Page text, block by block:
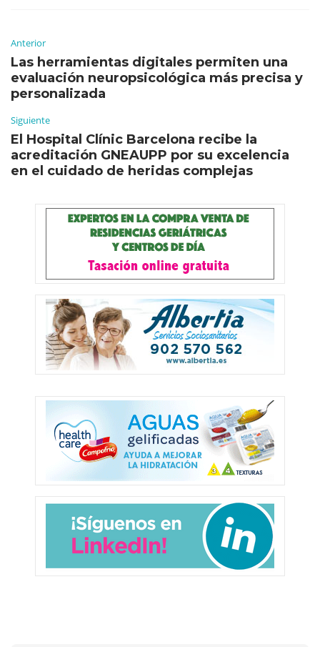
Anterior
Las herramientas digitales permiten una
evaluación neuropsicológica más precisa y
personalizada
Siguiente
El Hospital Clínic Barcelona recibe la
acreditación GNEAUPP por su excelencia
en el cuidado de heridas complejas